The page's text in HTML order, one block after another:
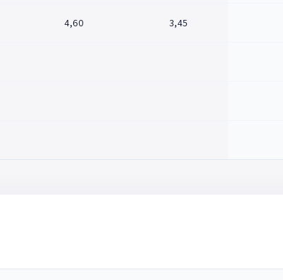
3,45
4,60